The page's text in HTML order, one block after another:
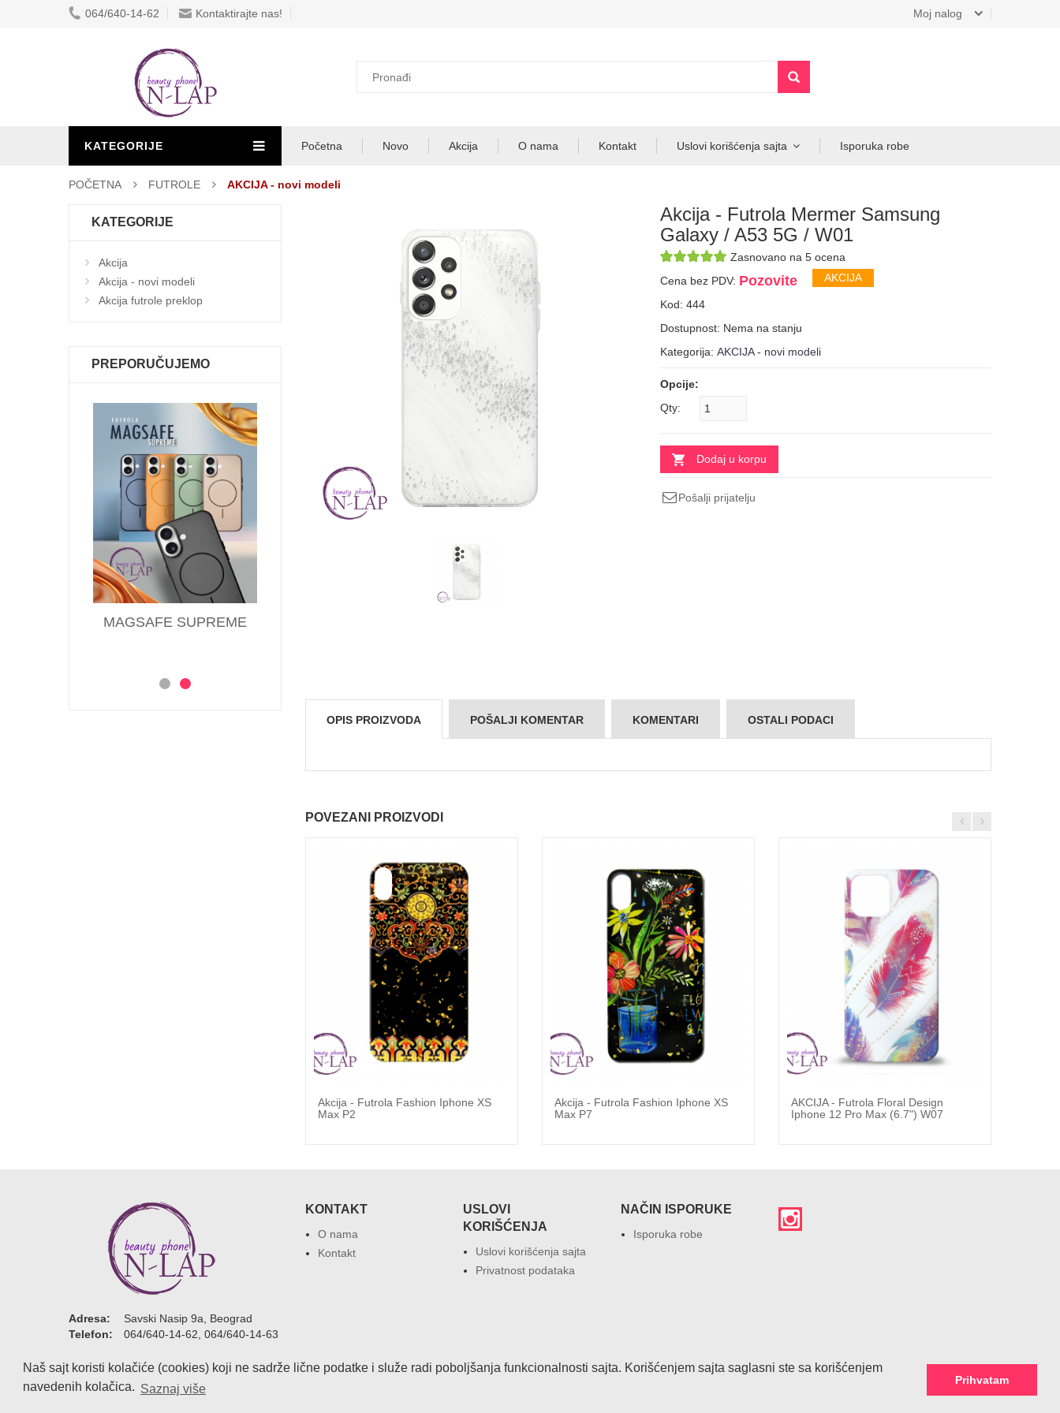
Naš sajt koristi kolačiće (cookies) koji ne sadrže lične podatke i služe radi poboljšanja funkcionalnosti sajta. Korišćenjem sajta saglasni ste sa korišćenjem
navedenih kolačica. Saznaj više
Prihvatam
064/640-14-62 Kontaktirajte nas! Moj nalog
KATEGORIJE Početna Novo Akcija O nama Kontakt Uslovi korišćenja sajta Isporuka robe
POČETNA FUTROLE AKCIJA - novi modeli
KATEGORIJE
Akcija
Akcija - novi modeli
Akcija futrole preklop
PREPORUČUJEMO
MAGSAFE SUPREME
Akcija - Futrola Mermer Samsung
Galaxy / A53 5G / W01
Zasnovano na 5 ocena
Cena bez PDV: Pozovite AKCIJA
Kod: 444
Dostupnost: Nema na stanju
Kategorija: AKCIJA - novi modeli
Opcije:
Qty:
Dodaj u korpu
Pošalji prijatelju
OPIS PROIZVODA POŠALJI KOMENTAR KOMENTARI OSTALI PODACI
POVEZANI PROIZVODI
Akcija - Futrola Fashion Iphone XS
Max P2
Akcija - Futrola Fashion Iphone XS
Max P7
AKCIJA - Futrola Floral Design
Iphone 12 Pro Max (6.7") W07
Adresa:
Savski Nasip 9a, Beograd
Telefon:
064/640-14-62, 064/640-14-63
KONTAKT
O nama
Kontakt
USLOVI
KORIŠĆENJA
Uslovi korišćenja sajta
Privatnost podataka
NAČIN ISPORUKE
Isporuka robe